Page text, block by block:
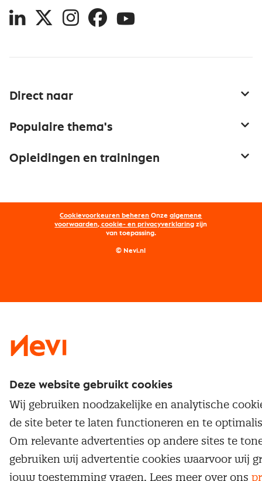
Direct naar
Netwerk en communities
Word lid van Nevi
Nevi PMI®
Populaire thema's
Onderhandelen
Opleidingen en trainingen
Opleidingen
Maatwerk
Nevi 2
LinkedIn
X InstagramFacebookYouTube
Cookievoorkeuren beheren Onzealgemene
voorwaarden, cookie- en privacyverklaring zijn
van toepassing.
© Nevi.nl
Deze website gebruikt cookies
Wij gebruiken noodzakelijke en analytische
de site beter te laten functioneren en te
Om relevante advertenties op andere sites te
gebruiken wij advertentie cookies waarvoor wij
jouw toestemming vragen. Lees meer over ons